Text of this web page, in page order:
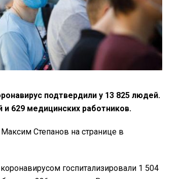
подтвердили у 13 825 людей.
629 медицинских работников.
Степанов на странице в
госпитализировали 1 504